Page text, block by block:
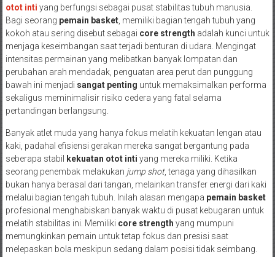
otot inti yang berfungsi sebagai pusat stabilitas tubuh manusia.
Bagi seorang pemain basket, memiliki bagian tengah tubuh yang
kokoh atau sering disebut sebagai core strength adalah kunci untuk
menjaga keseimbangan saat terjadi benturan di udara. Mengingat
intensitas permainan yang melibatkan banyak lompatan dan
perubahan arah mendadak, penguatan area perut dan punggung
bawah ini menjadi sangat penting untuk memaksimalkan performa
sekaligus meminimalisir risiko cedera yang fatal selama
pertandingan berlangsung.
Banyak atlet muda yang hanya fokus melatih kekuatan lengan atau
kaki, padahal efisiensi gerakan mereka sangat bergantung pada
seberapa stabil
kekuatan otot inti yang mereka miliki. Ketika
seorang penembak melakukan jump shot, tenaga yang dihasilkan
bukan hanya berasal dari tangan, melainkan transfer energi dari kaki
melalui bagian tengah tubuh. Inilah alasan mengapa pemain basket
profesional menghabiskan banyak waktu di pusat kebugaran untuk
melatih stabilitas ini. Memiliki core strength yang mumpuni
memungkinkan pemain untuk tetap fokus dan presisi saat
melepaskan bola meskipun sedang dalam posisi tidak seimbang.